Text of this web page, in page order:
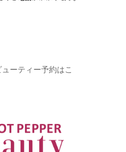
ーティー予約はこ